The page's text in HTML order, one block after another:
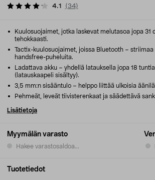
4.1 (34)
Myymälän varasto
Hakee varastosaldoa...
Kuulosuojaimet, jotka laskevat melutasoa jopa 31
tehokkaasti.
Tactix-kuulosuojaimet, joissa Bluetooth – striimaa
handsfree-puheluita.
Ladattava akku – yhdellä latauksella jopa 18
(latauskaapeli sisältyy).
3,5 mm:n sisääntulo – helppo liittää ulkoisia
Pehmeät, leveät tiivisterenkaat ja säädettävä
Lisätietoja
Tuotetiedot